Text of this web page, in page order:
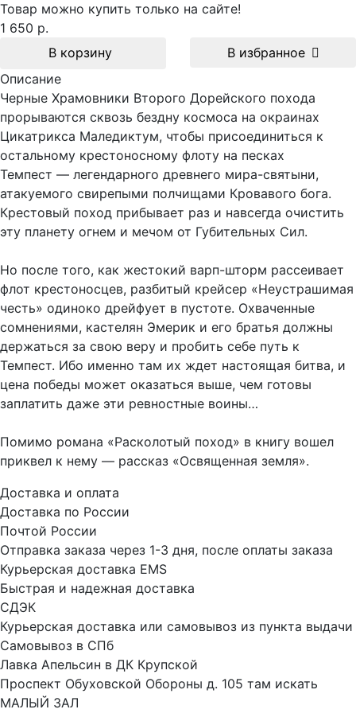
Товар можно купить только на сайте!
1 650 р.
В корзину
В избранное
Описание
Черные Храмовники Второго Дорейского похода
прорываются сквозь бездну космоса на окраинах
Цикатрикса Маледиктум, чтобы присоединиться к
остальному крестоносному флоту на песках
Темпест — легендарного древнего мира-святыни,
атакуемого свирепыми полчищами Кровавого бога.
Крестовый поход прибывает раз и навсегда очистить
эту планету огнем и мечом от Губительных Сил.
Но после того, как жестокий варп-шторм рассеивает
флот крестоносцев, разбитый крейсер «Неустрашимая
честь» одиноко дрейфует в пустоте. Охваченные
сомнениями, кастелян Эмерик и его братья должны
держаться за свою веру и пробить себе путь к
Темпест. Ибо именно там их ждет настоящая битва, и
цена победы может оказаться выше, чем готовы
заплатить даже эти ревностные воины…
Помимо романа «Расколотый поход» в книгу вошел
приквел к нему — рассказ «Освященная земля».
Доставка и оплата
Доставка по России
Почтой России
Отправка заказа через 1-3 дня, после оплаты заказа
Курьерская доставка EMS
Быстрая и надежная доставка
СДЭК
Курьерская доставка или самовывоз из пункта выдачи
Самовывоз в СПб
Лавка Апельсин в ДК Крупской
Проспект Обуховской Обороны д. 105 там искать
МАЛЫЙ ЗАЛ